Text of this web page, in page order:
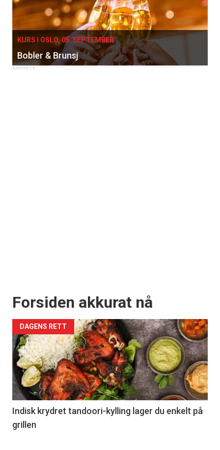
KURS I OSLO, 05. SEPTEMBER
Bobler & Brunsj
Forsiden akkurat nå
DAGENS RETT
Indisk krydret tandoori-kylling lager du enkelt på
grillen